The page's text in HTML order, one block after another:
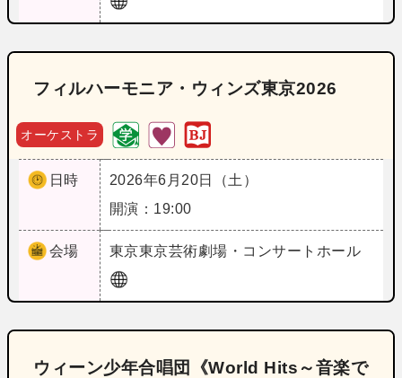
フィルハーモニア・ウィンズ東京2026
オーケストラ
日時
2026年6月20日（土）
開演：19:00
会場 東京東京芸術劇場・コンサートホール
ウィーン少年合唱団《World Hits～音楽で